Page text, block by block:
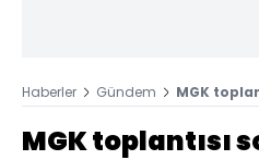
Haberler Gündem MGK
MGK toplantısı